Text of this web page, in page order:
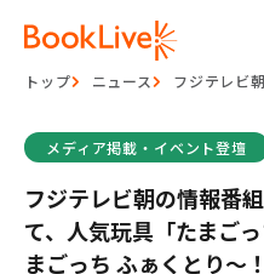
トップ ニュース フジテレビ
メディア掲載・イベント登壇
フジテレビ朝の情報番
て、人気玩具「たまご
まごっち ふぁくとり～